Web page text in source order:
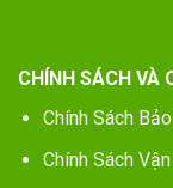
CHÍNH SÁCH VÀ
Chính Sách
Chính Sách